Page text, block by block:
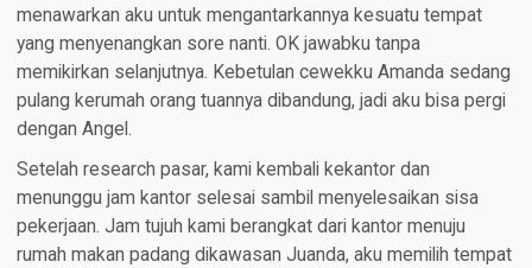
menawarkan aku untuk mengantarkannya kesuatu tempat
yang menyenangkan sore nanti. OK jawabku tanpa
memikirkan selanjutnya. Kebetulan cewekku Amanda sedang
pulang kerumah orang tuannya dibandung, jadi aku bisa pergi
dengan Angel.
Setelah research pasar, kami kembali kekantor dan
menunggu jam kantor selesai sambil menyelesaikan sisa
pekerjaan. Jam tujuh kami berangkat dari kantor menuju
rumah makan padang dikawasan Juanda, aku memilih tempat